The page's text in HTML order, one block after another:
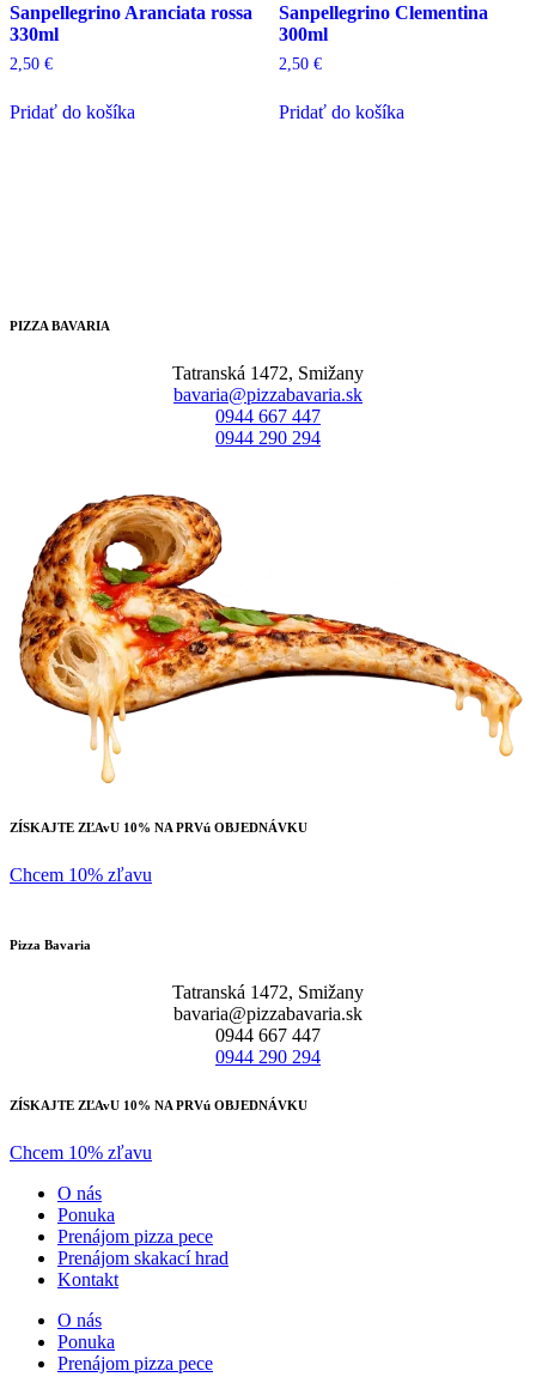
Sanpellegrino Aranciata rossa
330ml
2,50 €
Pridať do košíka
Sanpellegrino Clementina
300ml
2,50 €
Pridať do košíka
PIZZA BAVARIA
Tatranská 1472, Smižany
bavaria@pizzabavaria.sk
0944 667 447
0944 290 294
ZÍSKAJTE ZĽAvU 10% NA PRVú OBJEDNÁVKU
Chcem 10% zľavu
Pizza Bavaria
Tatranská 1472, Smižany
bavaria@pizzabavaria.sk
0944 667 447
0944 290 294
ZÍSKAJTE ZĽAvU 10% NA PRVú OBJEDNÁVKU
Chcem 10% zľavu
O nás
Ponuka
Prenájom pizza pece
Prenájom skakací hrad
Kontakt
O nás
Ponuka
Prenájom pizza pece